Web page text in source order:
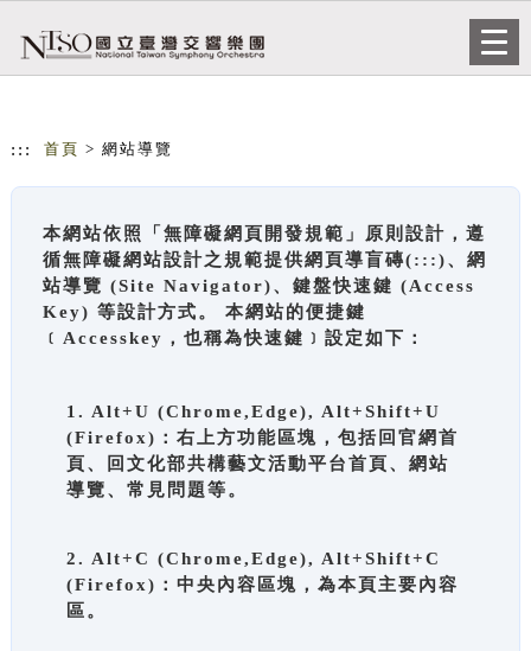
::: 首頁 > 網站導覽
本網站依照「無障礙網頁開發規範」原則設計，遵
循無障礙網站設計之規範提供網頁導盲磚(:::)、網
站導覽 (Site Navigator)、鍵盤快速鍵 (Access
Key) 等設計方式。 本網站的便捷鍵
﹝Accesskey，也稱為快速鍵﹞設定如下：
1. Alt+U (Chrome,Edge), Alt+Shift+U
(Firefox)：右上方功能區塊，包括回官網首
頁、回文化部共構藝文活動平台首頁、網站
導覽、常見問題等。
2. Alt+C (Chrome,Edge), Alt+Shift+C
(Firefox)：中央內容區塊，為本頁主要內容
區。